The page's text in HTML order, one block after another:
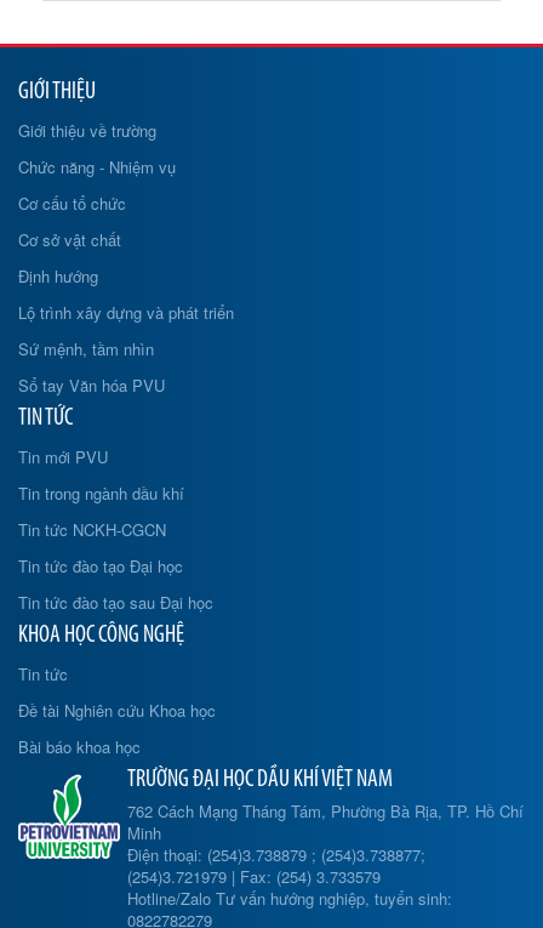
GIỚI THIỆU
Giới thiệu về trường
Chức năng - Nhiệm vụ
Cơ cấu tổ chức
Cơ sở vật chất
Định hướng
Lộ trình xây dựng và phát triển
Sứ mệnh, tầm nhìn
Sổ tay Văn hóa PVU
TIN TỨC
Tin mới PVU
Tin trong ngành dầu khí
Tin tức NCKH-CGCN
Tin tức đào tạo Đại học
Tin tức đào tạo sau Đại học
KHOA HỌC CÔNG NGHỆ
Tin tức
Đề tài Nghiên cứu Khoa học
Bài báo khoa học
TRƯỜNG ĐẠI HỌC DẦU KHÍ VIỆT NAM
762 Cách Mạng Tháng Tám, Phường Bà Rịa, TP. Hồ Chí
Minh
Điện thoại: (254)3.738879 ; (254)3.738877;
(254)3.721979 | Fax: (254) 3.733579
Hotline/Zalo Tư vấn hướng nghiệp, tuyển sinh:
0822782279